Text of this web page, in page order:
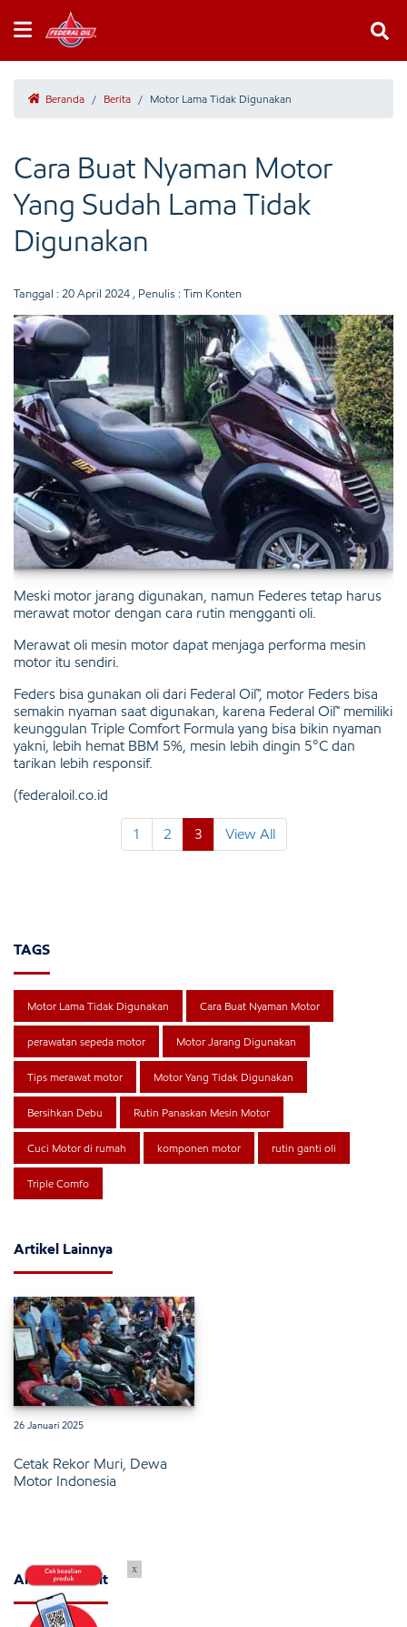
Beranda / Berita / Motor Lama Tidak Digunakan
Cara Buat Nyaman Motor
Yang Sudah Lama Tidak
Digunakan
Tanggal : 20 April 2024 , Penulis : Tim Konten
Meski motor jarang digunakan, namun Federes tetap harus
merawat motor dengan cara rutin mengganti oli.
Merawat oli mesin motor dapat menjaga performa mesin
motor itu sendiri.
Feders bisa gunakan oli dari Federal Oil™, motor Feders bisa
semakin nyaman saat digunakan, karena Federal Oil™ memiliki
keunggulan Triple Comfort Formula yang bisa bikin nyaman
yakni, lebih hemat BBM 5%, mesin lebih dingin 5°C dan
tarikan lebih responsif.
(federaloil.co.id
1 2 3 View All
TAGS
Motor Lama Tidak Digunakan Cara Buat Nyaman Motor
perawatan sepeda motor Motor Jarang Digunakan
Tips merawat motor Motor Yang Tidak Digunakan
Bersihkan Debu Rutin Panaskan Mesin Motor
Cuci Motor di rumah komponen motor rutin ganti oli
Triple Comfo
Artikel Lainnya
26 Januari 2025
Cetak Rekor Muri, Dewa
Motor Indonesia
Artikel Terkait
x